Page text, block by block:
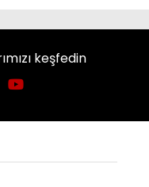
keşfedin